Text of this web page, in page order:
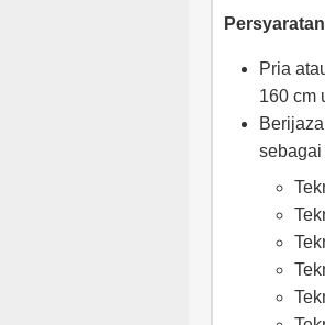
Pria
160 cm
sebagai